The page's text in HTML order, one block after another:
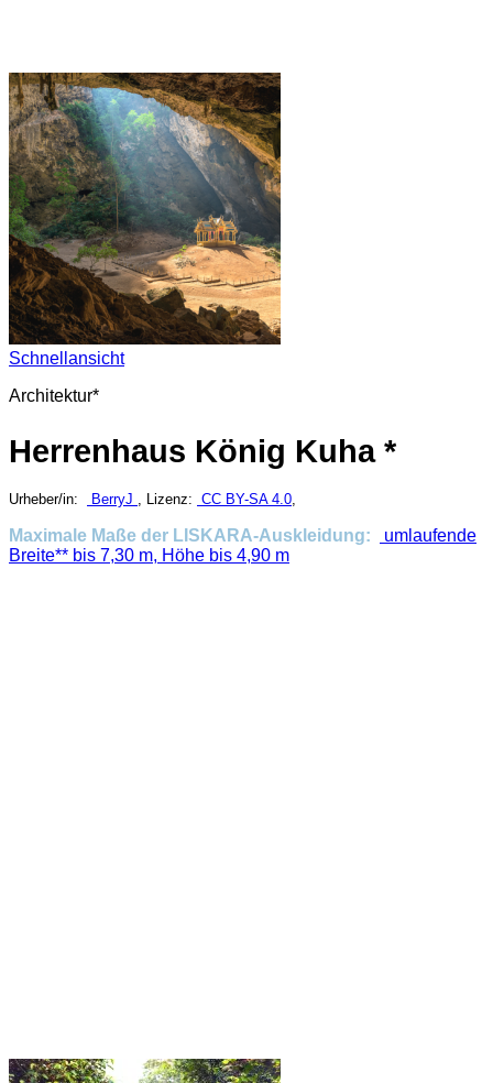
Schnellansicht
Architektur*
Herrenhaus König Kuha *
Urheber/in: BerryJ , Lizenz: CC BY-SA 4.0
Maximale Maße der LISKARA-Auskleidung:
umlaufende
Breite** bis 7,30 m, Höhe bis 4,90 m